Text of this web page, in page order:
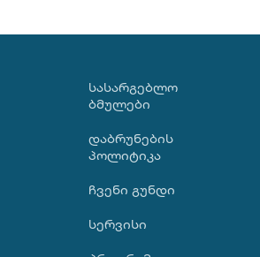
ᲡᲐᲡᲐᲠᲒᲔᲑᲚᲝ
ᲑᲛᲣᲚᲔᲑᲘ
დაბრუნების
პოლიტიკა
ჩვენი გუნდი
სერვისი